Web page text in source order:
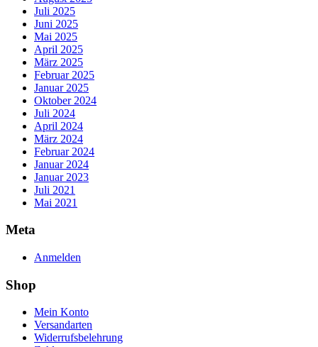
Juli 2025
Juni 2025
Mai 2025
April 2025
März 2025
Februar 2025
Januar 2025
Oktober 2024
Juli 2024
April 2024
März 2024
Februar 2024
Januar 2024
Januar 2023
Juli 2021
Mai 2021
Meta
Anmelden
Shop
Mein Konto
Versandarten
Widerrufsbelehrung